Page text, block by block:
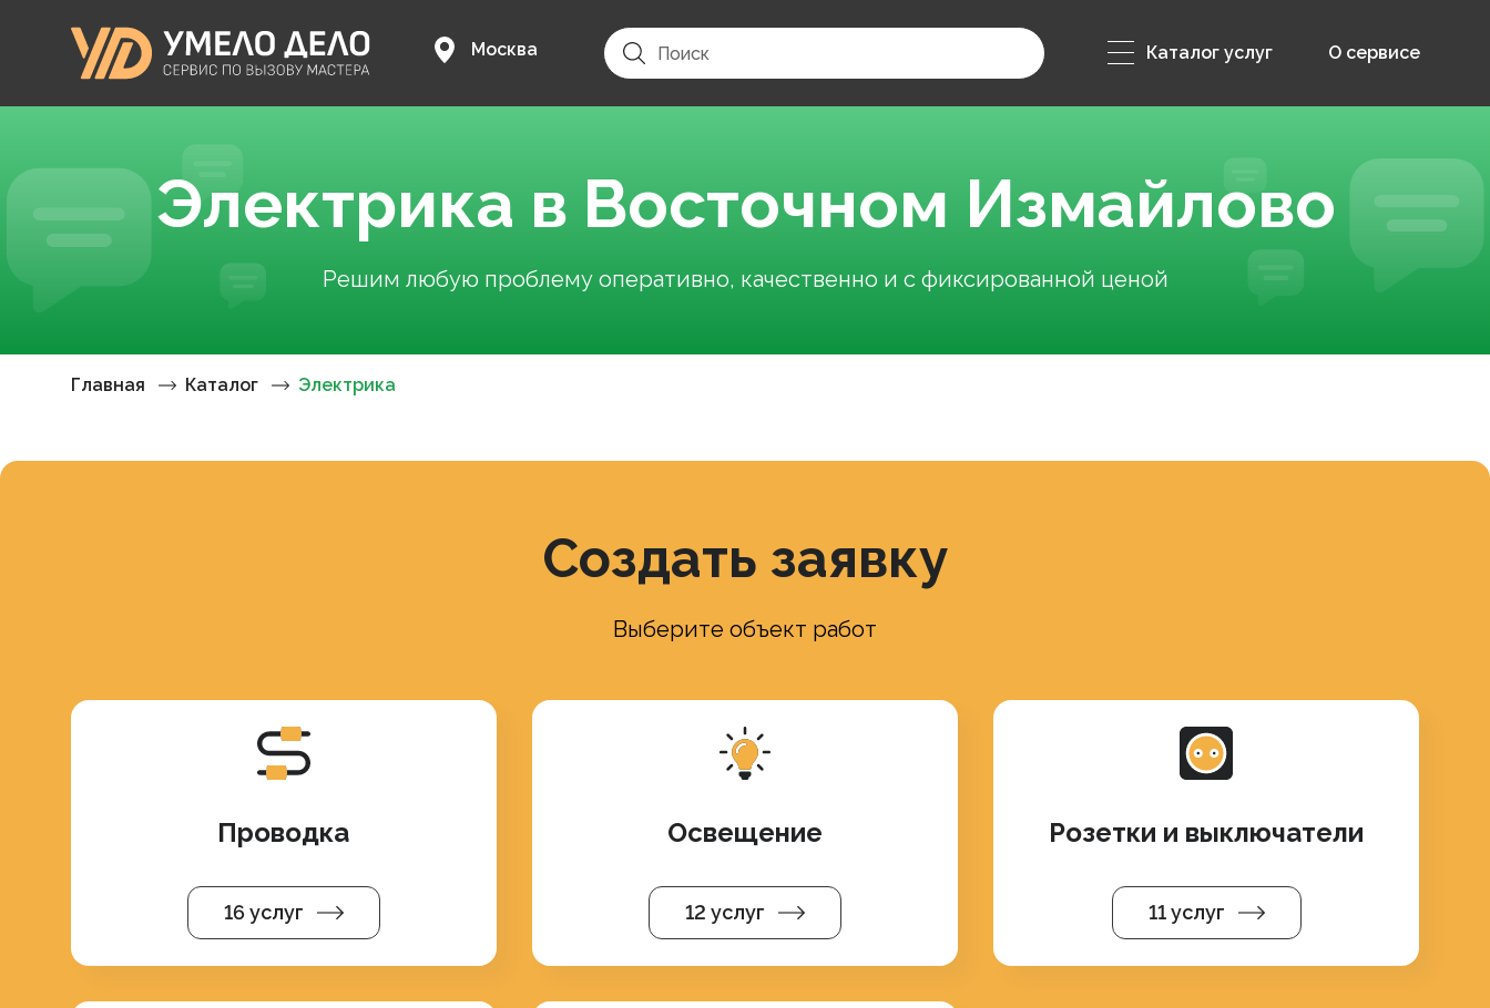
Москва Каталог услуг О сервисе
Электрика в Восточном Измайлово
Решим любую проблему оперативно, качественно и с фиксированной ценой
Главная Каталог Электрика
Создать заявку
Выберите объект работ
Проводка
16 услуг
Освещение
12 услуг
Розетки и выключатели
11 услуг